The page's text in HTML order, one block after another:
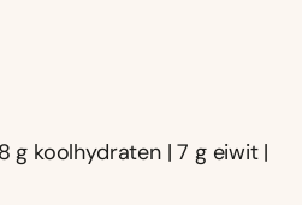
g koolhydraten | 7 g eiwit |